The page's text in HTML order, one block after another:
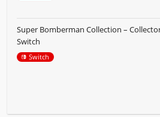
Super Bomberman Collection –
Switch
Switch